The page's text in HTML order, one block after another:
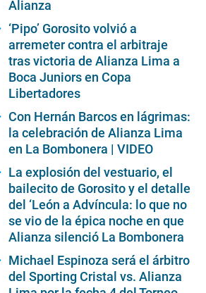
Alianza
‘Pipo’ Gorosito volvió a
arremeter contra el arbitraje
tras victoria de Alianza Lima a
Boca Juniors en Copa
Libertadores
Con Hernán Barcos en lágrimas:
la celebración de Alianza Lima
en La Bombonera | VIDEO
La explosión del vestuario, el
bailecito de Gorosito y el detalle
del ‘León a Advíncula: lo que no
se vio de la épica noche en que
Alianza silenció La Bombonera
Michael Espinoza será el árbitro
del Sporting Cristal vs. Alianza